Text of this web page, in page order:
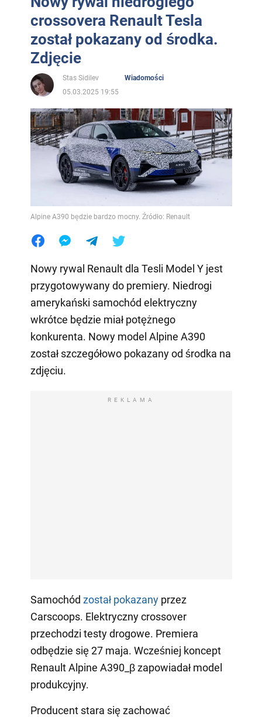
crossovera Renault Tesla
został pokazany od środka.
Zdjęcie
Stas Sidilev
Wiadomości
05.03.2025 19:55
Alpine A390 będzie bardzo mocny. Źródło: Renault
Nowy rywal Renault dla Tesli Model Y jest
przygotowywany do premiery. Niedrogi
amerykański samochód elektryczny
wkrótce będzie miał potężnego
konkurenta. Nowy model Alpine A390
został szczegółowo pokazany od środka na
zdjęciu.
REKLAMA
Samochód został pokazanyprzez
Carscoops. Elektryczny crossover
przechodzi testy drogowe. Premiera
odbędzie się 27 maja. Wcześniej koncept
Renault Alpine A390_β zapowiadał model
produkcyjny.
Producent stara się zachować